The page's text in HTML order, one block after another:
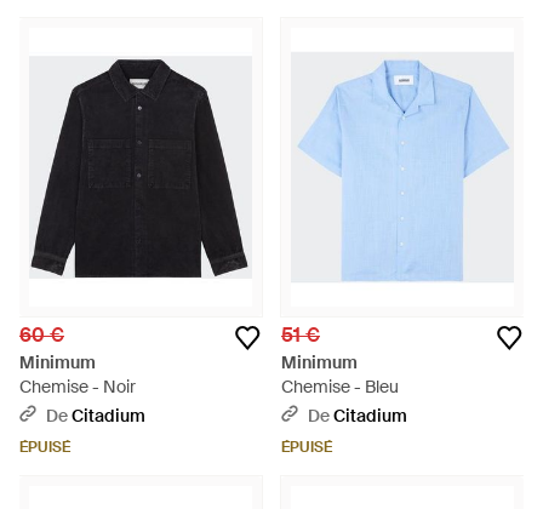
60 €
Minimum
Chemise - Noir
DeCitadium
ÉPUISÉ
51 €
Minimum
Chemise - Bleu
DeCitadium
ÉPUISÉ